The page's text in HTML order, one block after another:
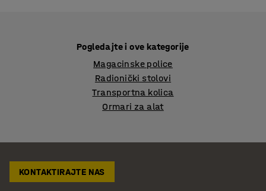
Pogledajte i ove kategorije
Magacinske police
Radionički stolovi
Transportna kolica
Ormari za alat
KONTAKTIRAJTE NAS